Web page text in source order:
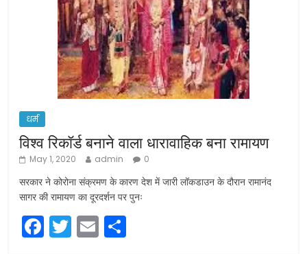
धर्म
विश्व रिकॉर्ड बनाने वाला धारावाहिक बना रामायण
May 1, 2020 admin 0
सरकार ने कोरोना संक्रमण के कारण देश में जारी लॉकडाउन के दौरान रामानंद
सागर की रामायण का दूरदर्शन पर पुनः
F T E